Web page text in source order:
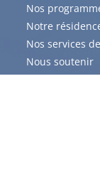
M.
COHEN
Nos
Notre
Nos services
Nous soutenir
Agenda